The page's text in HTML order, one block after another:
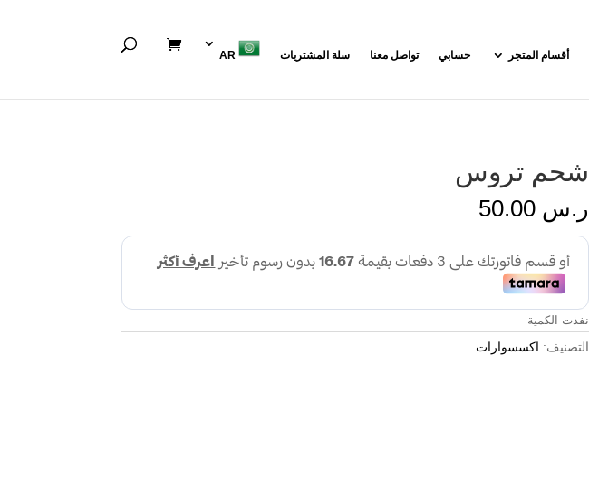
أقسام المتجر حسابي تواصل معنا سلة المشتريات AR
شحم تروس
ر.س
نفذت الكمية
التصنيف: اكسسوارات